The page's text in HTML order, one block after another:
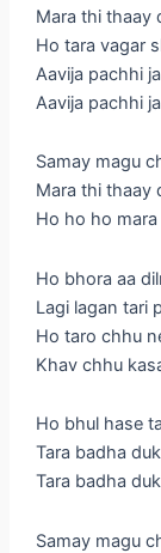
Mara thi thaay
Ho tara vagar
Aavija pachhi
Aavija pachhi
Samay magu
Mara thi thaay
Ho ho ho
Ho bhora aa
Lagi lagan tari
Ho taro chhu
Khav chhu
Ho bhul hase
Tara badha
Tara badha
Samay magu